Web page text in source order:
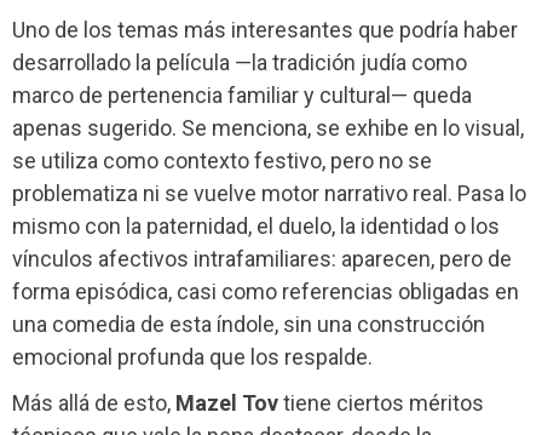
Uno de los temas más interesantes que podría haber
desarrollado la película —la tradición judía como
marco de pertenencia familiar y cultural— queda
apenas sugerido. Se menciona, se exhibe en lo visual,
se utiliza como contexto festivo, pero no se
problematiza ni se vuelve motor narrativo real. Pasa lo
mismo con la paternidad, el duelo, la identidad o los
vínculos afectivos intrafamiliares: aparecen, pero de
forma episódica, casi como referencias obligadas en
una comedia de esta índole, sin una construcción
emocional profunda que los respalde.
Más allá de esto, Mazel Tovtiene ciertos méritos